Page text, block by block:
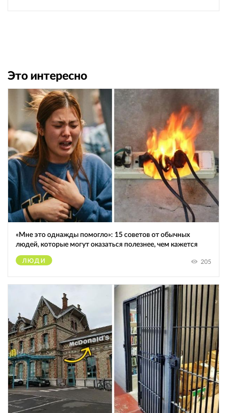
Это интересно
«Мне это однажды помогло»: 15 советов от обычных
людей, которые могут оказаться полезнее, чем кажется
ЛЮДИ 205